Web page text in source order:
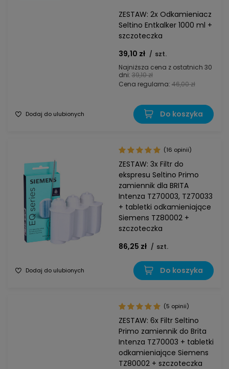
ZESTAW: 2x Odkamieniacz
Seltino Entkalker 1000 ml +
szczoteczka
39,10 zł / szt.
Najniższa cena z ostatnich 30
dni:39,10 zł
Cena regularna:46,00 zł
Dodaj do ulubionych Do koszyka
ZESTAW: 3x Filtr do
ekspresu Seltino Primo
zamiennik dla BRITA
Intenza TZ70003, TZ70033
+ tabletki odkamieniające
Siemens TZ80002 +
szczoteczka
86,25 zł / szt.
(16 opinii)
Dodaj do ulubionych Do koszyka
ZESTAW: 6x Filtr Seltino
Primo zamiennik do Brita
Intenza TZ70003 + tabletki
odkamieniające Siemens
TZ80002 + szczoteczka
(5 opinii)